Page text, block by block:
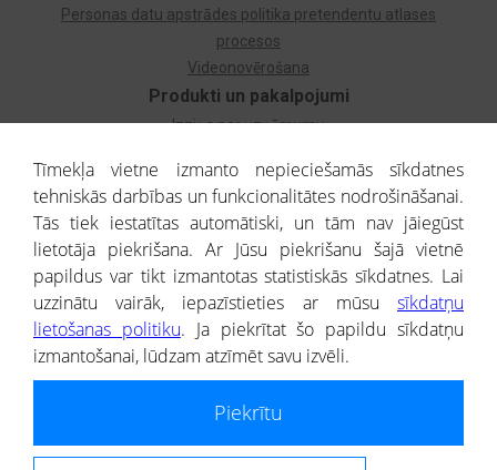
Produkti un pakalpojumi
Izziņa par uzņēmumu
Dzimtas koks
Uzņēmumu atlase
Monitorings
Kredītizziņa par ārvalstu uzņēmumiem
Personas datu apstrādes politika pretendentu atlases
procesos
Videonovērošana
® CREDITREFORM Latvija
SIA
Portāla ietvaros saņemtajai informācijai ir uzziņas raksturs, un tai nav
Tīmekļa vietne izmanto nepieciešamās sīkdatnes
tehniskās darbības un funkcionalitātes nodrošināšanai.
Tās tiek iestatītas automātiski, un tām nav jāiegūst
lietotāja piekrišana. Ar Jūsu piekrišanu šajā vietnē
papildus var tikt izmantotas statistiskās sīkdatnes. Lai
uzzinātu vairāk, iepazīstieties ar mūsu sīkdatņu
lietošanas politiku. Ja piekrītat šo papildu sīkdatņu
izmantošanai, lūdzam atzīmēt savu izvēli.
Piekrītu